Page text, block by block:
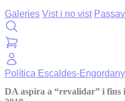
Galeries Vist i no vist
Política Escaldes-Engordany
DA aspira a “revalidar” i fins